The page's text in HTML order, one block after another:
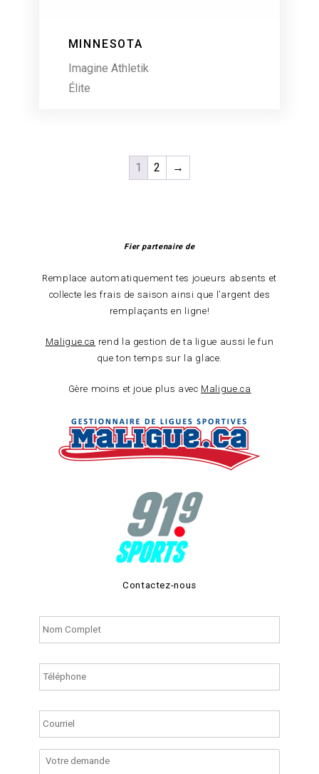
MINNESOTA
Imagine Athletik
Élite
1 2 →
Fier partenaire de
Remplace automatiquement tes joueurs absents et
collecte les frais de saison ainsi que l’argent des
remplaçants en ligne!
Maligue.ca rend la gestion de ta ligue aussi le fun
que ton temps sur la glace.
Gère moins et joue plus avec Maligue.ca
Contactez-nous
complet *
de
téléphone
demande